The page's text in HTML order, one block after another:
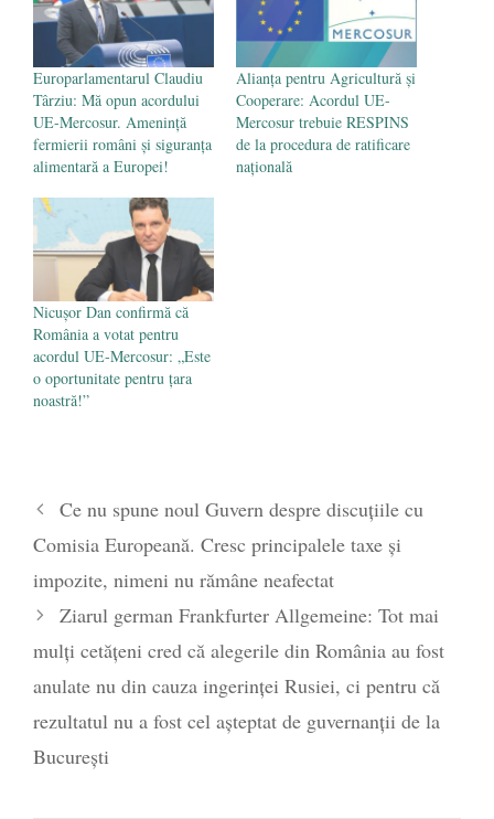
Europarlamentarul Claudiu
Târziu: Mă opun acordului
UE-Mercosur. Amenință
fermierii români și siguranța
alimentară a Europei!
Alianța pentru Agricultură și
Cooperare: Acordul UE-
Mercosur trebuie RESPINS
de la procedura de ratificare
națională
Nicușor Dan confirmă că
România a votat pentru
acordul UE-Mercosur: „Este
o oportunitate pentru țara
noastră!”
Ce nu spune noul Guvern despre discuțiile cu
Comisia Europeană. Cresc principalele taxe și
impozite, nimeni nu rămâne neafectat
Ziarul german Frankfurter Allgemeine: Tot mai
mulți cetățeni cred că alegerile din România au fost
anulate nu din cauza ingerinței Rusiei, ci pentru că
rezultatul nu a fost cel așteptat de guvernanții de la
București